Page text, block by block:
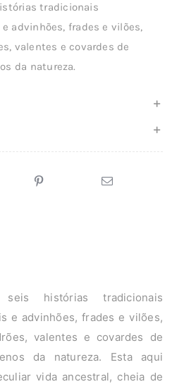
tradicionais
advinhões, frades e vilões,
valentes e covardes de
da natureza.
histórias tradicionais
e advinhões, frades e vilões,
valentes e covardes de
da natureza. Esta aqui
vida ancestral, cheia de